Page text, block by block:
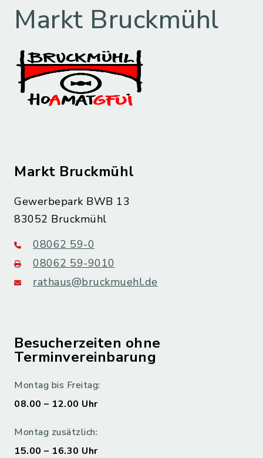
Markt Bruckmühl
Markt Bruckmühl
Gewerbepark BWB 13
83052 Bruckmühl
08062 59-0
08062 59-9010
rathaus@bruckmuehl.de
Besucherzeiten ohne
Terminvereinbarung
Montag bis Freitag:
08.00 – 12.00 Uhr
Montag zusätzlich:
15.00 – 16.30 Uhr